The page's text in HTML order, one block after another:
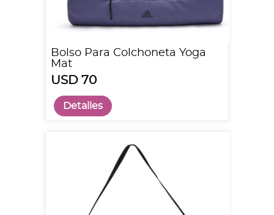
Bolso Para Colchoneta Yoga
Mat
USD 70
Detalles